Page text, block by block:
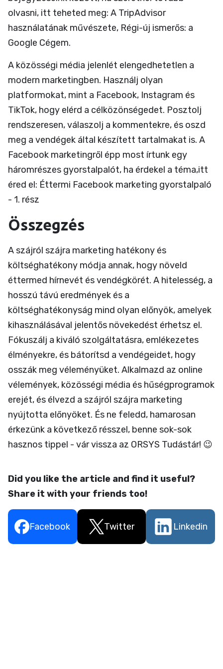
olvasni, itt teheted meg: A TripAdvisor
használatának művészete, Régi-új ismerős: a
Google Cégem.
A közösségi média jelenlét elengedhetetlen a
modern marketingben. Használj olyan
platformokat, mint a Facebook, Instagram és
TikTok, hogy elérd a célközönségedet. Posztolj
rendszeresen, válaszolj a kommentekre, és oszd
meg a vendégek által készített tartalmakat is. A
Facebook marketingről épp most írtunk egy
háromrészes gyorstalpalót, ha érdekel a téma,itt
éred el: Éttermi Facebook marketing gyorstalpaló
- 1. rész
Összegzés
A szájról szájra marketing hatékony és
költséghatékony módja annak, hogy növeld
éttermed hírnevét és vendégkörét. A hitelesség, a
hosszú távú eredmények és a
költséghatékonyság mind olyan előnyök, amelyek
kihasználásával jelentős növekedést érhetsz el.
Fókuszálj a kiváló szolgáltatásra, emlékezetes
élményekre, és bátorítsd a vendégeidet, hogy
osszák meg véleményüket. Alkalmazd az online
vélemények, közösségi média és hűségprogramok
erejét, és élvezd a szájról szájra marketing
nyújtotta előnyöket. És ne feledd, hamarosan
érkezünk a következő résszel, benne sok-sok
hasznos tippel - vár vissza az ORSYS Tudástár! 😉
Did you like the article and find it useful?
Share it with your friends too!
Facebook Twitter Linkedin